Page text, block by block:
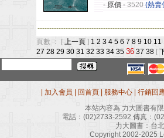
- 原價 - 3520 (熱賣
頁數 ： [ 上一頁 ] 1 2 3 4 5 6 7 8 9 10 11
27 28 29 30 31 32 33 34 35 36 37 38 [
加入會員 回首頁 服務中心
行銷回
本站內容為 力大圖書有
電話： (02)2733-2592 傳真：
力大圖書：台
Copyright 2002-2025